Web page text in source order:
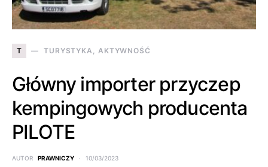
T TURYSTYKA, AKTYWNOŚĆ
Główny importer przyczep
kempingowych producenta
PILOTE
AUTOR PRAWNICZY 10/03/2023